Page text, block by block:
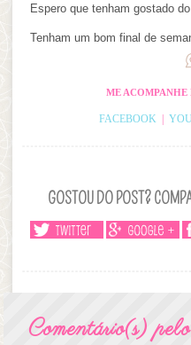
Espero que tenham gostado
Tenham um bom final de
ME ACOMPANHE
FACEBOOK |
GOSTOU DO POST?
Comentário(s)